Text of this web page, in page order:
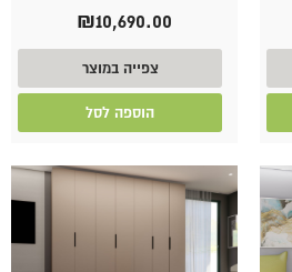
₪10,690.00
צפייה במוצר
הוספה לסל